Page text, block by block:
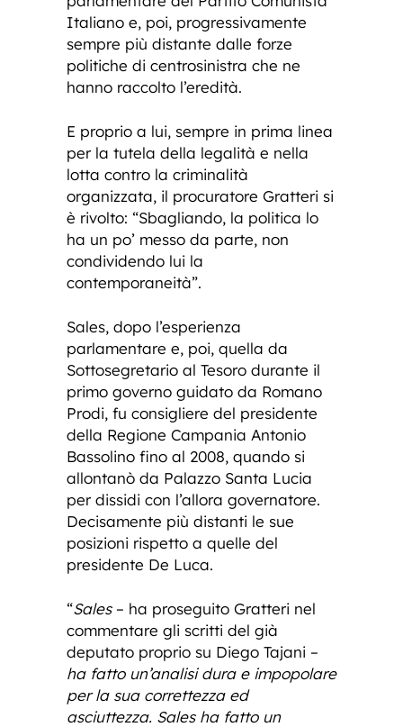
Italiano e, poi, progressivamente
sempre più distante dalle forze
politiche di centrosinistra che ne
hanno raccolto l’eredità.
E proprio a lui, sempre in prima linea
per la tutela della legalità e nella
lotta contro la criminalità
organizzata, il procuratore Gratteri si
è rivolto: “Sbagliando, la politica lo
ha un po’ messo da parte, non
condividendo lui la
contemporaneità”.
Sales, dopo l’esperienza
parlamentare e, poi, quella da
Sottosegretario al Tesoro durante il
primo governo guidato da Romano
Prodi, fu consigliere del presidente
della Regione Campania Antonio
Bassolino fino al 2008, quando si
allontanò da Palazzo Santa Lucia
per dissidi con l’allora governatore.
Decisamente più distanti le sue
posizioni rispetto a quelle del
presidente De Luca.
“Sales– ha proseguito Gratteri nel
commentare gli scritti del già
deputato proprio su Diego Tajani –
ha fatto un’analisi dura e impopolare
per la sua correttezza ed
asciuttezza. Sales ha fatto un